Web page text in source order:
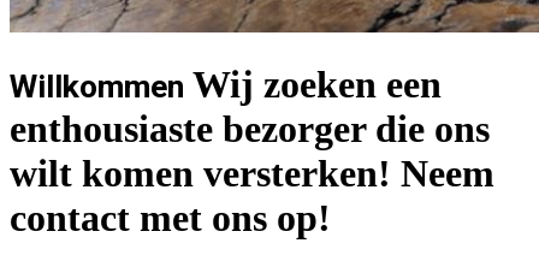
Willkommen Wij zoeken een
enthousiaste bezorger die ons
wilt komen versterken! Neem
contact met ons op!